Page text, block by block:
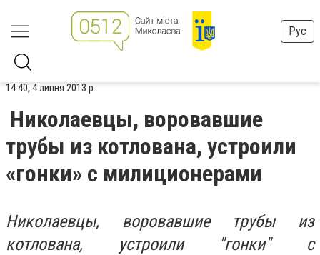
Рус
14:40, 4 липня 2013 р.
Николаевцы, воровавшие
трубы из котлована, устроили
«гонки» с милиционерами
Николаевцы, воровавшие трубы из
котлована, устроили "гонки" с